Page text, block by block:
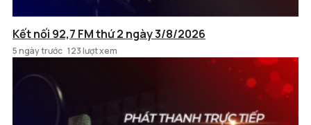
Kết nối 92,7 FM thứ 2 ngày 3/8/2026
5 ngày trước 123 lượt xem